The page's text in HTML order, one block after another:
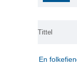
Tittel
En